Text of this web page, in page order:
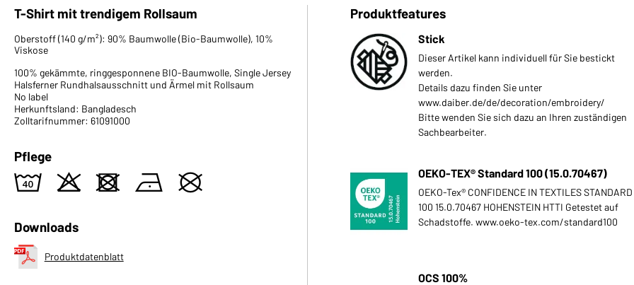
T-Shirt mit trendigem Rollsaum
Oberstoff (140 g/m²): 90% Baumwolle (Bio-Baumwolle), 10%
Viskose
100% gekämmte, ringgesponnene BIO-Baumwolle, Single Jersey
Halsferner Rundhalsausschnitt und Ärmel mit Rollsaum
No label
Herkunftsland: Bangladesch
Zolltarifnummer: 61091000
Pflege
8 o d n U
Downloads
Produktdatenblatt
Produktfeatures
Stick
Dieser Artikel kann individuell für Sie bestickt
werden.
Details dazu finden Sie unter
www.daiber.de/de/decoration/embroidery/
Bitte wenden Sie sich dazu an Ihren zuständigen
Sachbearbeiter.
OEKO-TEX® Standard 100 (15.0.70467)
OEKO-Tex® CONFIDENCE IN TEXTILES STANDARD
100 15.0.70467 HOHENSTEIN HTTI Getestet auf
Schadstoffe. www.oeko-tex.com/standard100
OCS 100%